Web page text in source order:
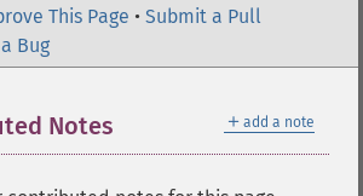
This Page • Submit a Pull
Bug
＋ add a note
Notes